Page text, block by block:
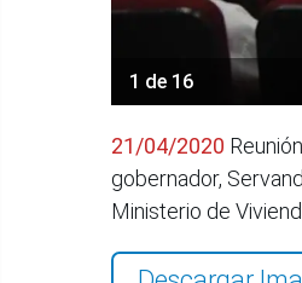
1 de 16
21/04/2020
gobernador,
Ministerio de